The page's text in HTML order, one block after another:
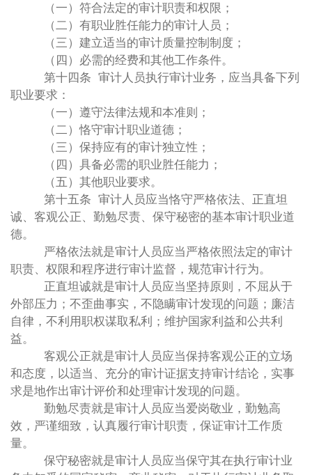
（一）符合法定的审计职责和权限；
（二）有职业胜任能力的审计人员；
（三）建立适当的审计质量控制制度；
（四）必需的经费和其他工作条件。
第十四条 审计人员执行审计业务，应当具备下列
职业要求：
（一）遵守法律法规和本准则；
（二）恪守审计职业道德；
（三）保持应有的审计独立性；
（四）具备必需的职业胜任能力；
（五）其他职业要求。
第十五条 审计人员应当恪守严格依法、正直坦
诚、客观公正、勤勉尽责、保守秘密的基本审计职业道
德。
严格依法就是审计人员应当严格依照法定的审计
职责、权限和程序进行审计监督，规范审计行为。
正直坦诚就是审计人员应当坚持原则，不屈从于
外部压力；不歪曲事实，不隐瞒审计发现的问题；廉洁
自律，不利用职权谋取私利；维护国家利益和公共利
益。
客观公正就是审计人员应当保持客观公正的立场
和态度，以适当、充分的审计证据支持审计结论，实事
求是地作出审计评价和处理审计发现的问题。
勤勉尽责就是审计人员应当爱岗敬业，勤勉高
效，严谨细致，认真履行审计职责，保证审计工作质
量。
保守秘密就是审计人员应当保守其在执行审计业